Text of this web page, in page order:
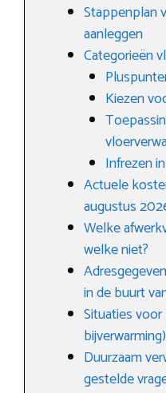
Stappenplan
aanleggen
Categorieën
Kiezen
Infrezen
Actuele
augustus
Welke
welke niet?
in de buurt
Situaties
bijverwarming)
Duurzaam
gestelde